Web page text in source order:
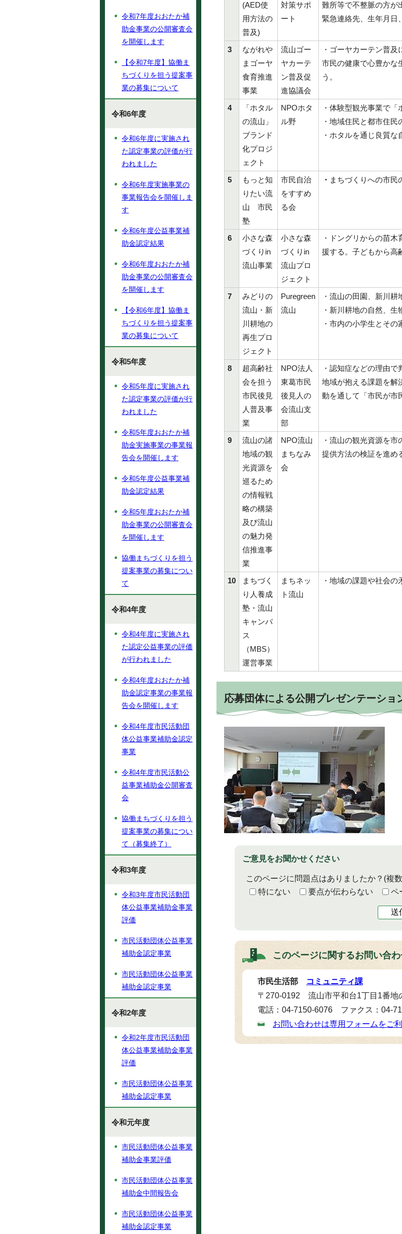
(AED使
用方法の
普及)
対策サポ
ート
難所等で不整脈の方が
緊急連絡先、生年月日
3
ながれや
まゴーヤ
食育推進
事業
流山ゴー
ヤカーテ
ン普及促
進協議会
・ゴーヤカーテン普
市民の健康で心豊かな
4
「ホタル
の流山」
ブランド
化プロジ
ェクト
NPOホタ
ル野
・体験型観光事業で「
・地域住民と都市住民
・ホタルを通じ良質な
5
もっと知
りたい流
山 市民
塾
市民自治
をすすめ
る会
・ まちづくりへの市
6
小さな森
づくりin
流山事業
小さな森
づくりin
流山プロ
ジェクト
・ドングリからの苗
援する。子どもから高
7
みどりの
流山・新
川耕地の
再生プロ
ジェクト
Puregreen
流山
・流山の田園、新川
・新川耕地の自然、生
・市内の小学生とそ
8
超高齢社
会を担う
市民後見
人普及事
業
NPO法人
東葛市民
後見人の
会流山支
部
・認知症などの理由
地域が抱える課題を解
動を通して「市民が市
9
流山の諸
地域の観
光資源を
巡るため
の情報戦
略の構築
及び流山
の魅力発
信推進事
業
NPO流山
まちなみ
会
・流山の観光資源を
提供方法の検証を進め
10
まちづく
り人養成
塾・流山
キャンパ
ス
（MBS）
運営事業
まちネッ
ト流山
・地域の課題や社会
応募団体による公開プレゼンテーショ
ご意見をお聞かせください
このページに問題点はありましたか？ (複
特にない
要点が伝わらない ペ
送
このページに関するお問い合
市民生活部
コミュニティ課
〒270-0192 流山市平和台1丁目1番
電話：04-7150-6076 ファクス：04-
お問い合わせは専用フォームをご利
令和7年度おおたか補
助金事業の公開審査会
を開催します
【令和7年度】協働ま
ちづくりを担う提案事
業の募集について
令和6年度
令和6年度に実施され
た認定事業の評価が行
われました
令和6年度実施事業の
事業報告会を開催しま
す
令和6年度公益事業補
助金認定結果
令和6年度おおたか補
助金事業の公開審査会
を開催します
【令和6年度】協働ま
ちづくりを担う提案事
業の募集について
令和5年度
令和5年度に実施され
た認定事業の評価が行
われました
令和5年度おおたか補
助金実施事業の事業報
告会を開催します
令和5年度公益事業補
助金認定結果
令和5年度おおたか補
助金事業の公開審査会
を開催します
協働まちづくりを担う
提案事業の募集につい
て
令和4年度
令和4年度に実施され
た認定公益事業の評価
が行われました
令和4年度おおたか補
助金認定事業の事業報
告会を開催します
令和4年度市民活動団
体公益事業補助金認定
事業
令和4年度市民活動公
益事業補助金公開審査
会
協働まちづくりを担う
提案事業の募集につい
て（募集終了）
令和3年度
令和3年度市民活動団
体公益事業補助金事業
評価
市民活動団体公益事業
補助金認定事業
市民活動団体公益事業
補助金認定事業
令和2年度
令和2年度市民活動団
体公益事業補助金事業
評価
市民活動団体公益事業
補助金認定事業
令和元年度
市民活動団体公益事業
補助金事業評価
市民活動団体公益事業
補助金中間報告会
市民活動団体公益事業
補助金認定事業